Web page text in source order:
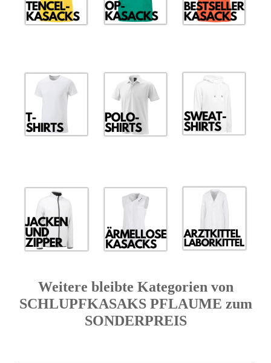
Weitere bleibte Kategorien von
SCHLUPFKASAKS PFLAUME zum
SONDERPREIS